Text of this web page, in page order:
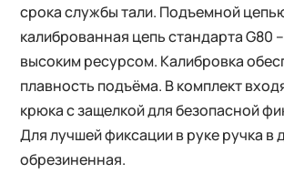
срока службы тали. Подъемной
калиброванная цепь стандарта G80
высоким ресурсом. Калибровка
плавность подъёма. В комплект
крюка с защелкой для безопасной
Для лучшей фиксации в руке ручка в
обрезиненная.